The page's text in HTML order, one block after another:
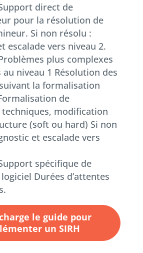
direct de
pour la résolution de
Si non résolu :
escalade vers niveau 2.
plus complexes
niveau 1 Résolution des
la formalisation
de
modification
(soft ou hard) Si non
et escalade vers
spécifique de
Durées d’attentes
le guide pour
un SIRH